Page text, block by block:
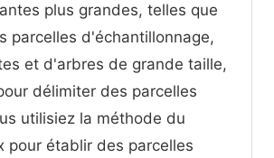
plus grandes, telles que
parcelles d'échantillonnage,
et d'arbres de grande taille,
délimiter des parcelles
utilisiez la méthode du
pour établir des parcelles